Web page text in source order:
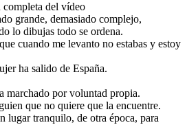
del vídeo
grande, demasiado complejo,
lo dibujas todo se ordena.
cuando me levanto no estabas y estoy
ha salido de España.
marchado por voluntad propia.
que no quiere que la encuentre.
lugar tranquilo, de otra época, para